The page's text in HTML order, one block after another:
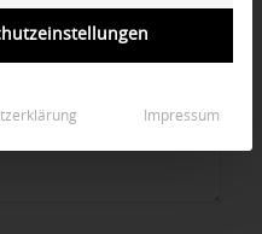
Impressum